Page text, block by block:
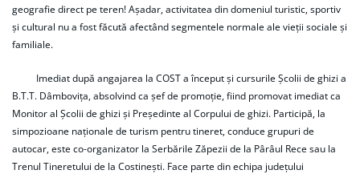
geografie direct pe teren! Așadar, activitatea din domeniul turistic, sportiv
și cultural nu a fost făcută afectând segmentele normale ale vieții sociale și
familiale.
Imediat după angajarea la COST a început și cursurile Școlii de ghizi a
B.T.T. Dâmbovița, absolvind ca șef de promoție, fiind promovat imediat ca
Monitor al Școlii de ghizi și Președinte al Corpului de ghizi. Participă, la
simpozioane naționale de turism pentru tineret, conduce grupuri de
autocar, este co-organizator la Serbările Zăpezii de la Pârâul Rece sau la
Trenul Tineretului de la Costinești. Face parte din echipa județului